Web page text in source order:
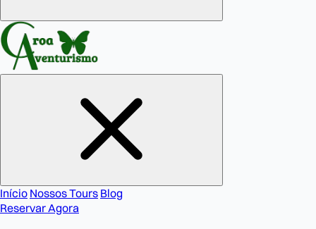
Início Nossos Tours Blog
Reservar Agora